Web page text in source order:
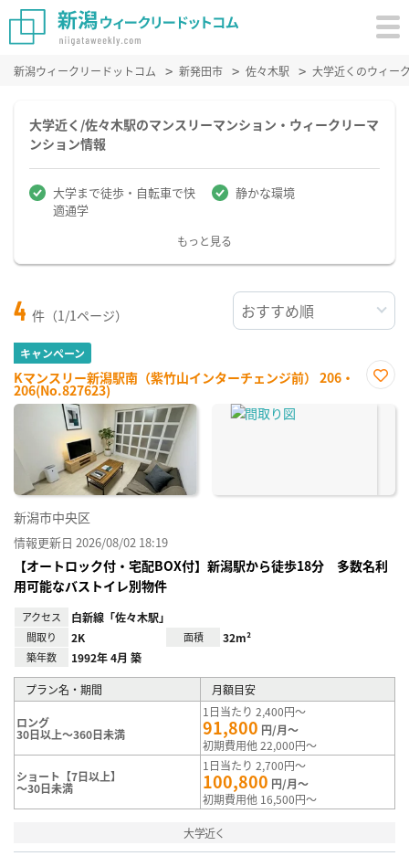
新潟ウィークリードットコム 新発田市 佐々木駅 大学近くのウィー
大学近く/佐々木駅のマンスリーマンション・ウィークリーマ
ンション情報
大学まで徒歩・自転車で快
適通学
静かな環境
もっと見る
4 件（1/1ページ）
キャンペーン
Kマンスリー新潟駅南（紫竹山インターチェンジ前） 206・
206(No.827623)
に入
新潟市中央区
情報更新日 2026/08/02 18:19
【オートロック付・宅配BOX付】新潟駅から徒歩18分 多数名利
用可能なバストイレ別物件
アクセス 白新線「佐々木駅」
間取り 2K 面積 32m²
築年数 1992年 4月 築
プラン名・期間 月額目安
ロング
30日以上～360日未満
1日当たり 2,400円～
91,800 円/月～
初期費用他 22,000円～
ショート【7日以上】
～30日未満
1日当たり 2,700円～
100,800 円/月～
初期費用他 16,500円～
大学近く